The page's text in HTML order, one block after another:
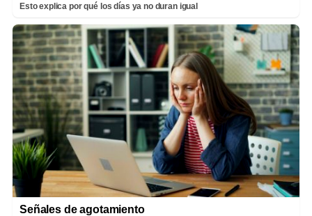
Esto explica por qué los días ya no duran igual
Señales de agotamiento